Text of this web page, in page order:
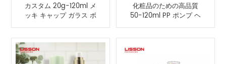
カスタム 20g-120ml メ
ッキ キャップ ガラス ボ
トル セット メーカー
化粧品のための高品質
50-120ml PP ポンプ ヘ
ッド ガラス瓶